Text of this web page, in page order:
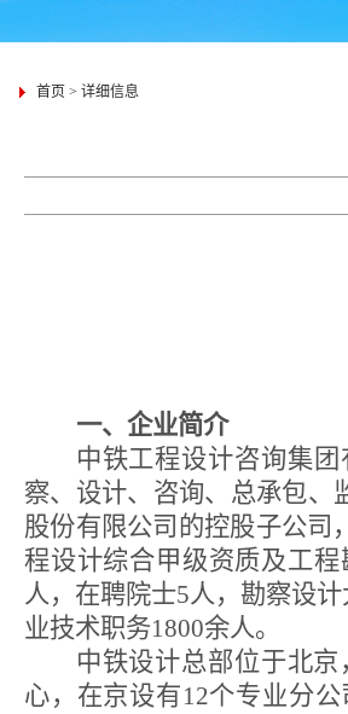
首页 > 详细信息
一、企业简介
中铁工程设计咨询集
察、设计、咨询、总承包、
股份有限公司的控股子公司，
程设计综合甲级资质及工
人，在聘院士5人，勘察设计
业技术职务1800余人。
中铁设计总部位于北
心，在京设有12个专业分